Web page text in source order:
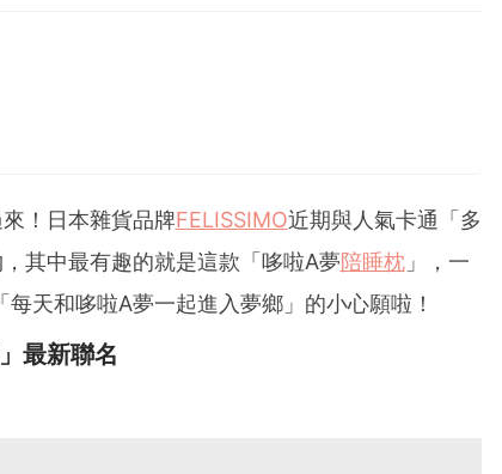
！日本雜貨品牌FELISSIMO近期與人氣卡通「多
其中最有趣的就是這款「哆啦A夢陪睡枕」，一
天和哆啦A夢一起進入夢鄉」的小心願啦！
最新聯名